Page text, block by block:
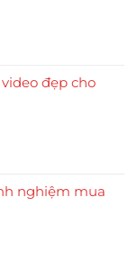
đẹp cho
nghiệm mua